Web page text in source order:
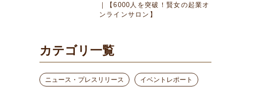
｜【6000人を突破！賢女の起業オ
ンラインサロン】
カテゴリ一覧
ニュース・プレスリリース イベントレポート